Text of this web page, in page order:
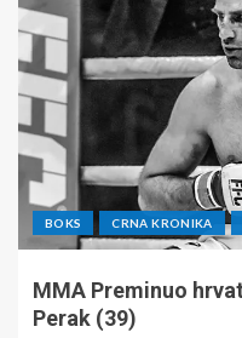
BOKS CRNA KRONIKA
MMA Preminuo
Perak (39)